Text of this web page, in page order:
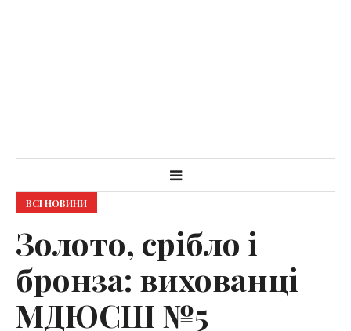
ВСІ НОВИНИ
Золото, срібло і
бронза: вихованці
МДЮСШ №5